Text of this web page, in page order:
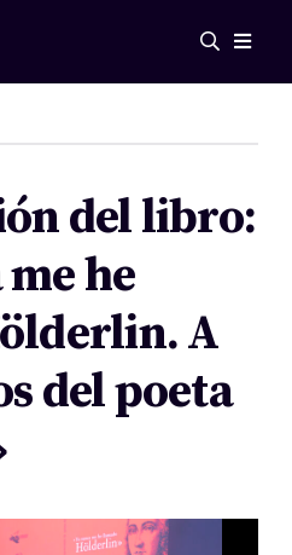
del libro:
he
A
del poeta